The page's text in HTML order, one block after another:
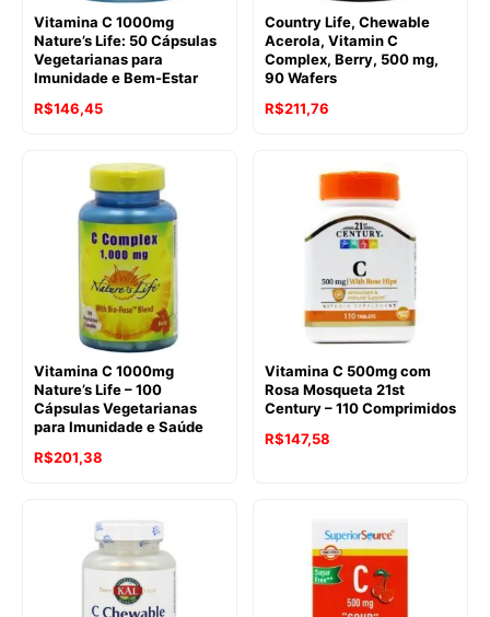
Vitamina C 1000mg
Nature’s Life: 50 Cápsulas
Vegetarianas para
Imunidade e Bem-Estar
R$146,45
Country Life, Chewable
Acerola, Vitamin C
Complex, Berry, 500 mg,
90 Wafers
R$211,76
Vitamina C 1000mg
Nature’s Life – 100
Cápsulas Vegetarianas
para Imunidade e Saúde
R$201,38
Vitamina C 500mg com
Rosa Mosqueta 21st
Century – 110 Comprimidos
R$147,58